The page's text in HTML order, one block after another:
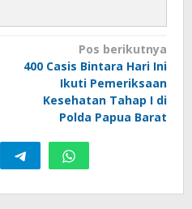
Pos berikutnya
400 Casis Bintara Hari Ini
Ikuti Pemeriksaan
Kesehatan Tahap I di
Polda Papua Barat